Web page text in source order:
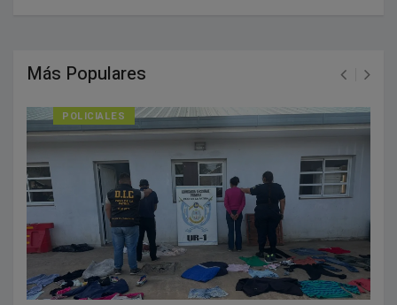
Más Populares
POLICIALES